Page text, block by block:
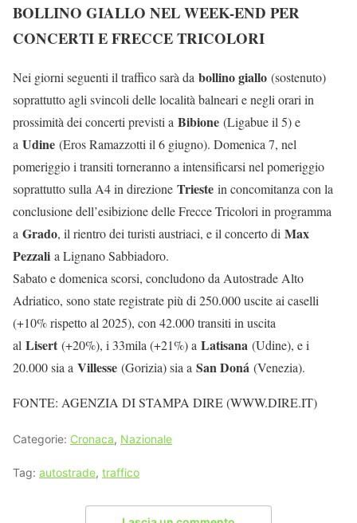
BOLLINO GIALLO NEL WEEK-END PER
CONCERTI E FRECCE TRICOLORI
Nei giorni seguenti il traffico sarà da bollino giallo (sostenuto)
soprattutto agli svincoli delle località balneari e negli orari in
prossimità dei concerti previsti a Bibione (Ligabue il 5) e
a Udine (Eros Ramazzotti il 6 giugno). Domenica 7, nel
pomeriggio i transiti torneranno a intensificarsi nel pomeriggio
soprattutto sulla A4 in direzione Trieste in concomitanza con la
conclusione dell’esibizione delle Frecce Tricolori in programma
a Grado, il rientro dei turisti austriaci, e il concerto di Max
Pezzali a Lignano Sabbiadoro.
Sabato e domenica scorsi, concludono da Autostrade Alto
Adriatico, sono state registrate più di 250.000 uscite ai caselli
(+10% rispetto al 2025), con 42.000 transiti in uscita
al Lisert (+20%), i 33mila (+21%) a Latisana (Udine), e i
20.000 sia a Villesse (Gorizia) sia a San Doná (Venezia).
FONTE: AGENZIA DI STAMPA DIRE (WWW.DIRE.IT)
Categorie: Cronaca, Nazionale
Tag: autostrade, traffico